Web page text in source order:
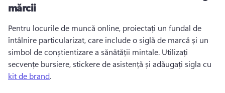
mărcii
Pentru locurile de muncă online, proiectați un fundal de
întâlnire particularizat, care include o siglă de marcă și un
simbol de conștientizare a sănătății mintale. Utilizați
secvențe bursiere, stickere de asistență și adăugați sigla cu
kit de brand.